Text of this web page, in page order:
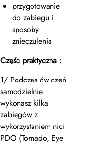
przygotowanie
do zabiegu i
sposoby
znieczulenia
Częśc praktyczna :
1/ Podczas ćwiczeń
samodzielnie
wykonasz kilka
zabiegów z
wykorzystaniem nici
PDO (Tornado, Eye